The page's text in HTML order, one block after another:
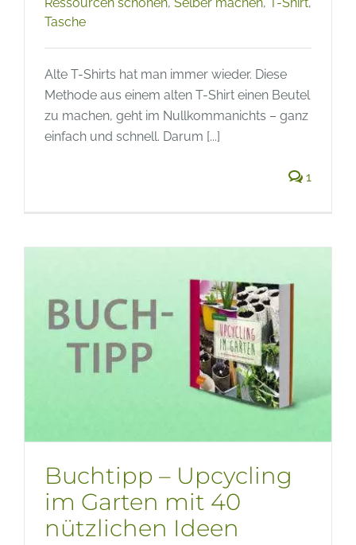
Tasche
Alte T-Shirts hat man immer wieder. Diese
Methode aus einem alten T-Shirt einen Beutel
zu machen, geht im Nullkommanichts – ganz
einfach und schnell. Darum [...]
1
Buchtipp – Upcycling
im Garten mit 40
nützlichen Ideen